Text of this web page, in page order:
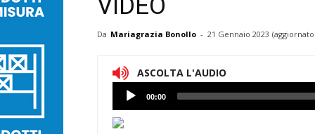
VIDEO
Da Mariagrazia Bonollo - 21 Gennaio 2023
ASCOLTA L'AUDIO
Lettore
Audio
00:00